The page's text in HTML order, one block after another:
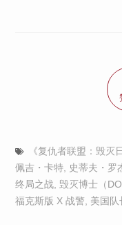
《复仇者联盟：毁灭
佩吉・卡特, 史蒂夫・罗
终局之战, 毁灭博士（
福克斯版 X 战警, 美国队